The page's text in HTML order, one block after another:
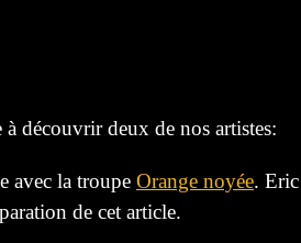
découvrir deux de nos artistes:
avec la troupe Orange noyée.
de cet article.